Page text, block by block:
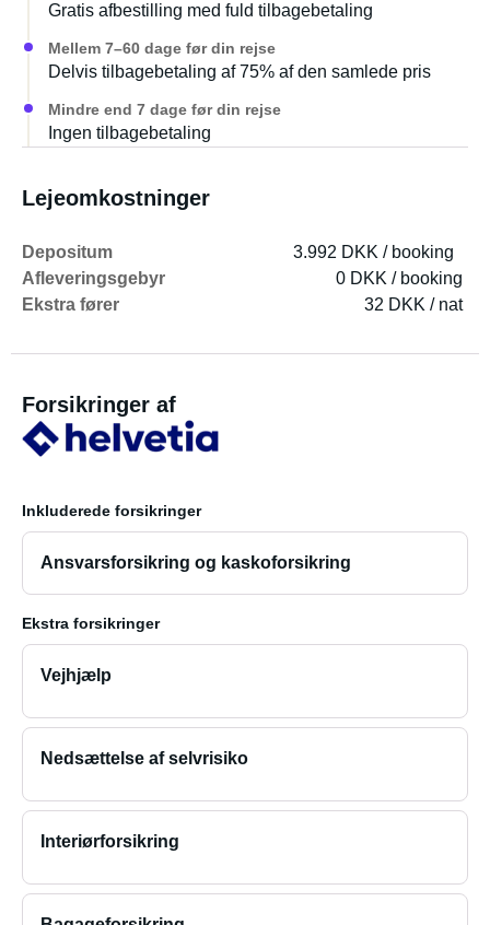
Gratis afbestilling med fuld tilbagebetaling
Mellem 7–60 dage før din rejse
Delvis tilbagebetaling af 75% af den samlede pris
Mindre end 7 dage før din rejse
Ingen tilbagebetaling
Lejeomkostninger
Depositum
3.992 DKK / booking
Afleveringsgebyr
0 DKK / booking
Ekstra fører
32 DKK / nat
Forsikringer af
Inkluderede forsikringer
Ansvarsforsikring og kaskoforsikring
Ekstra forsikringer
Vejhjælp
Nedsættelse af selvrisiko
Interiørforsikring